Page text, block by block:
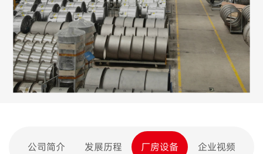
公司简介 发展历程 厂房设备 企业视频